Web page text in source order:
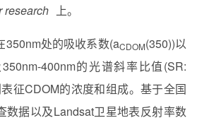
research 上。
350nm处的吸收系数(aCDOM(350))以
350nm-400nm的光谱斜率比值(SR:
征CDOM的浓度和组成。基于全国
数据以及Landsat卫星地表反射率数